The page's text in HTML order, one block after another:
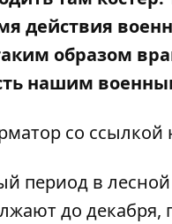
действия
образом
нашим
со ссылкой
период в
до декабря,